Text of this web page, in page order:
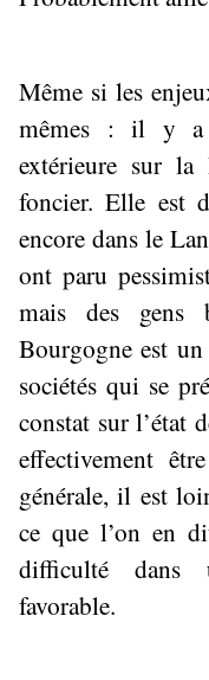
Même si les
mêmes : il y a
extérieure sur
foncier. Elle est
encore dans le
ont paru
mais des gens
Bourgogne est
sociétés qui se
constat sur l’état
effectivement
générale, il est
ce que l’on en
difficulté dans
favorable.